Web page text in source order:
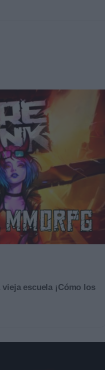
escuela ¡Cómo los